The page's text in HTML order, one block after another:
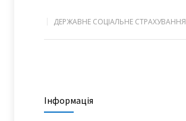
ДЕРЖАВНЕ СОЦІАЛЬНЕ СТРАХУВАННЯ
Інформація